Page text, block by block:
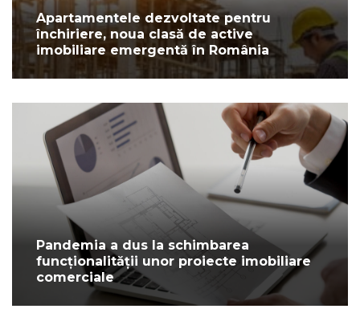
Apartamentele dezvoltate pentru
închiriere, noua clasă de active
imobiliare emergentă în România
Pandemia a dus la schimbarea
funcționalității unor proiecte imobiliare
comerciale